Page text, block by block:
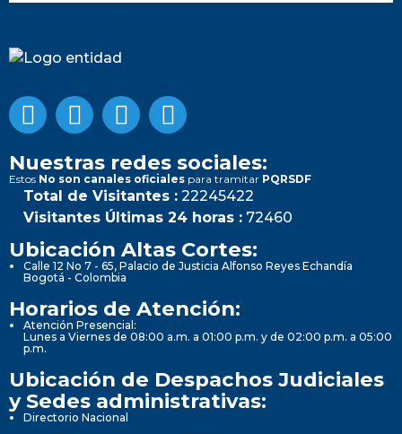
Nuestras redes sociales:
Estos No son canales oficiales para tramitar PQRSDF
Total de Visitantes : 22245422
Visitantes Últimas 24 horas : 72460
Ubicación Altas Cortes:
Calle 12 No 7 - 65, Palacio de Justicia Alfonso Reyes Echandía
Bogotá - Colombia
Horarios de Atención:
Atención Presencial:
Lunes a Viernes de 08:00 a.m. a 01:00 p.m. y de 02:00 p.m. a 05:00
p.m.
Ubicación de Despachos Judiciales
y Sedes administrativas:
Directorio Nacional